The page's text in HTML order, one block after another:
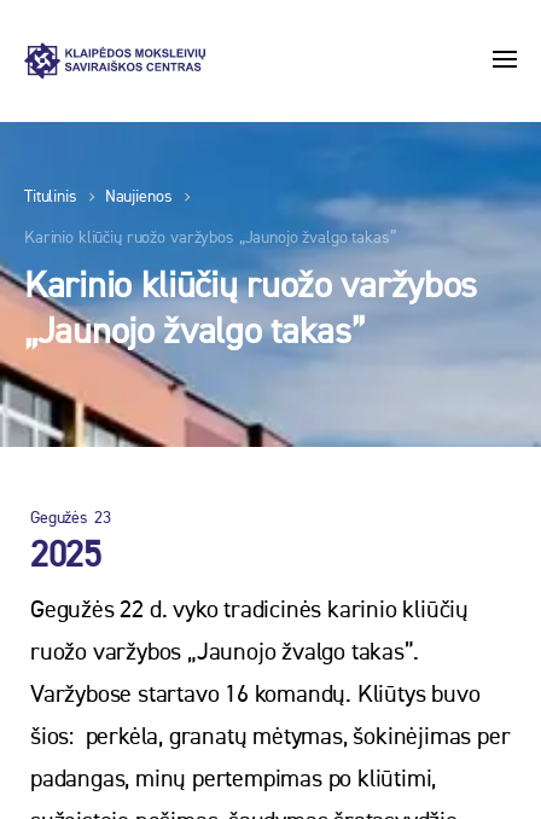
Titulinis Naujienos
Karinio kliūčių ruožo varžybos „Jaunojo žvalgo takas”
Karinio kliūčių ruožo varžybos
„Jaunojo žvalgo takas”
Gegužės 23
2025
Gegužės 22 d. vyko tradicinės karinio kliūčių
ruožo varžybos „Jaunojo žvalgo takas”.
Varžybose startavo 16 komandų. Kliūtys buvo
šios: perkėla, granatų mėtymas, šokinėjimas per
padangas, minų pertempimas po kliūtimi,